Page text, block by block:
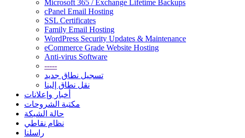
Microsoft 365 / Exchange Lifetime Backups
cPanel Email Hosting
SSL Certificates
Family Email Hosting
WordPress Security Updates & Maintenance
eCommerce Grade Website Hosting
Anti-virus Software
-----
تسجيل نطاق جديد
نقل نطاق إلينا
أخبار وإعلانات
مكتبة الشروحات
حالة الشبكة
نظام نقاطي
راسلنا